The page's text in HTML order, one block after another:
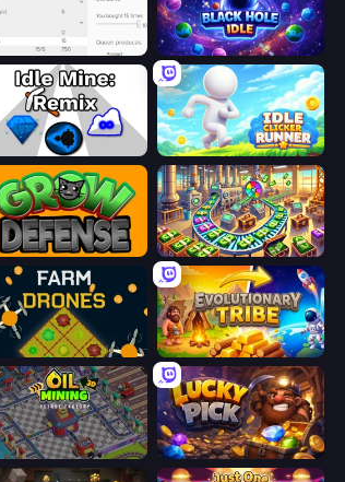
Ants Black Hole Idle
Mine: Remix Idle Clicker Runner
Defense Money Factory: Tycoon Idle Game
Drones Evolutionary Tribe
Oil Mining 3D: Petrol Factory Lucky Pick